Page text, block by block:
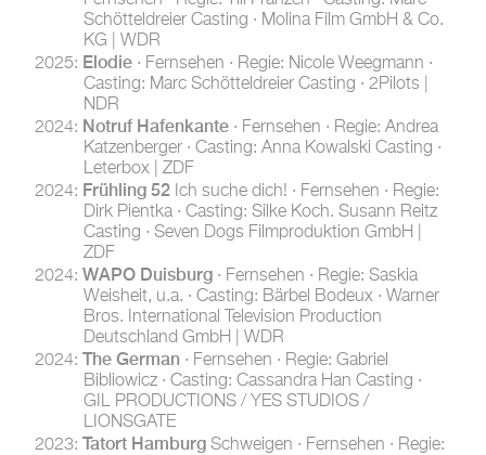
Schötteldreier Casting · Molina Film GmbH & Co.
KG | WDR
2025: Elodie · Fernsehen · Regie: Nicole Weegmann ·
Casting: Marc Schötteldreier Casting · 2Pilots |
NDR
2024: Notruf Hafenkante · Fernsehen · Regie: Andrea
Katzenberger · Casting: Anna Kowalski Casting ·
Leterbox | ZDF
2024: Frühling 52 Ich suche dich! · Fernsehen · Regie:
Dirk Pientka · Casting: Silke Koch. Susann Reitz
Casting · Seven Dogs Filmproduktion GmbH |
ZDF
2024: WAPO Duisburg · Fernsehen · Regie: Saskia
Weisheit, u.a. · Casting: Bärbel Bodeux · Warner
Bros. International Television Production
Deutschland GmbH | WDR
2024: The German · Fernsehen · Regie: Gabriel
Bibliowicz · Casting: Cassandra Han Casting ·
GIL PRODUCTIONS / YES STUDIOS /
LIONSGATE
2023: Tatort Hamburg Schweigen · Fernsehen · Regie: